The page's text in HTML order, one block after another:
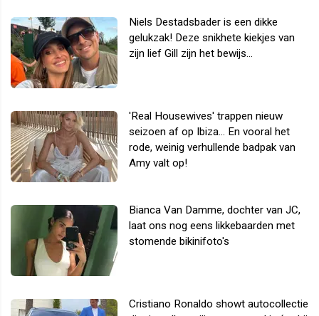
Niels Destadsbader is een dikke
gelukzak! Deze snikhete kiekjes van
zijn lief Gill zijn het bewijs...
'Real Housewives' trappen nieuw
seizoen af op Ibiza... En vooral het
rode, weinig verhullende badpak van
Amy valt op!
Bianca Van Damme, dochter van JC,
laat ons nog eens likkebaarden met
stomende bikinifoto's
Cristiano Ronaldo showt autocollectie